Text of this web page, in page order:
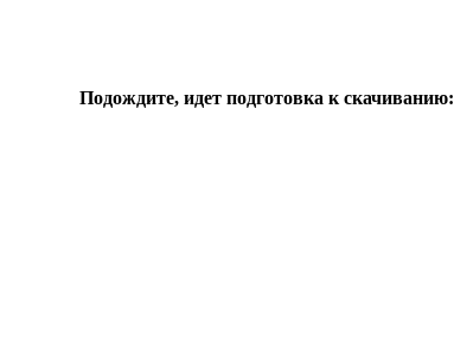
Подождите, идет подготовка к скачиванию: